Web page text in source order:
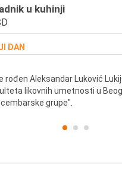
u kuhinji
DAN
rođen Aleksandar Luković
likovnih umetnosti u
grupe".